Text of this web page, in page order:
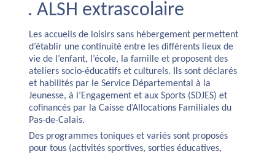
. ALSH extrascolaire
Les accueils de loisirs sans hébergement permettent
d’établir une continuité entre les différents lieux de
vie de l’enfant, l’école, la famille et proposent des
ateliers socio-éducatifs et culturels. Ils sont déclarés
et habilités par le Service Départemental à la
Jeunesse, à l’Engagement et aux Sports (SDJES) et
cofinancés par la Caisse d’Allocations Familiales du
Pas-de-Calais.
Des programmes toniques et variés sont proposés
pour tous (activités sportives, sorties éducatives,